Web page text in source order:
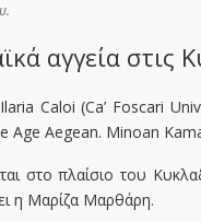
αγγεία στις
Ilaria Caloi (Ca’ Foscari
Age Aegean. Minoan
στο πλαίσιο του
η Μαρίζα Μαρθάρη.